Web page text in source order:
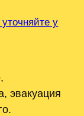
у
эвакуация